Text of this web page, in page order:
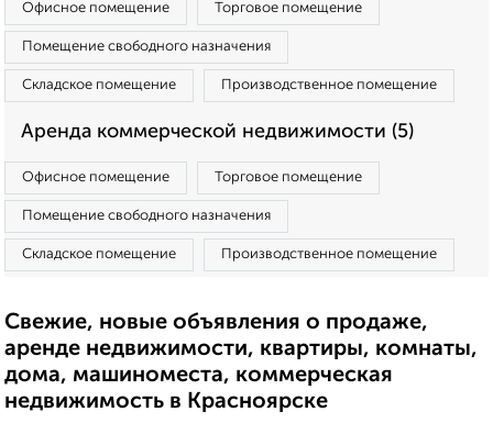
Офисное помещение Торговое помещение
Помещение свободного назначения
Складское помещение Производственное помещение
Аренда коммерческой недвижимости (5)
Офисное помещение Торговое помещение
Помещение свободного назначения
Складское помещение Производственное помещение
Свежие, новые объявления о продаже,
аренде недвижимости, квартиры, комнаты,
дома, машиноместа, коммерческая
недвижимость в Красноярске